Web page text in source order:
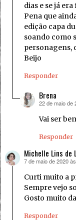
dias e se já
Pena que
edição capa
soando como
personagens,
Beijo
Responder
Brena
disse:
22 de maio de
Vai ser
Responder
Michelle Lins de
disse:
7 de maio de 2020
Curti muito a
Sempre vejo
Gosto muito
Responder